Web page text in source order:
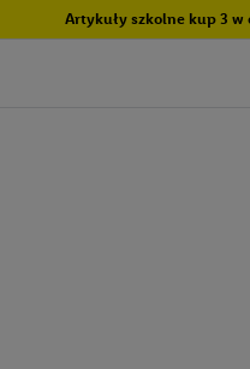
Artykuły szkolne kup 3